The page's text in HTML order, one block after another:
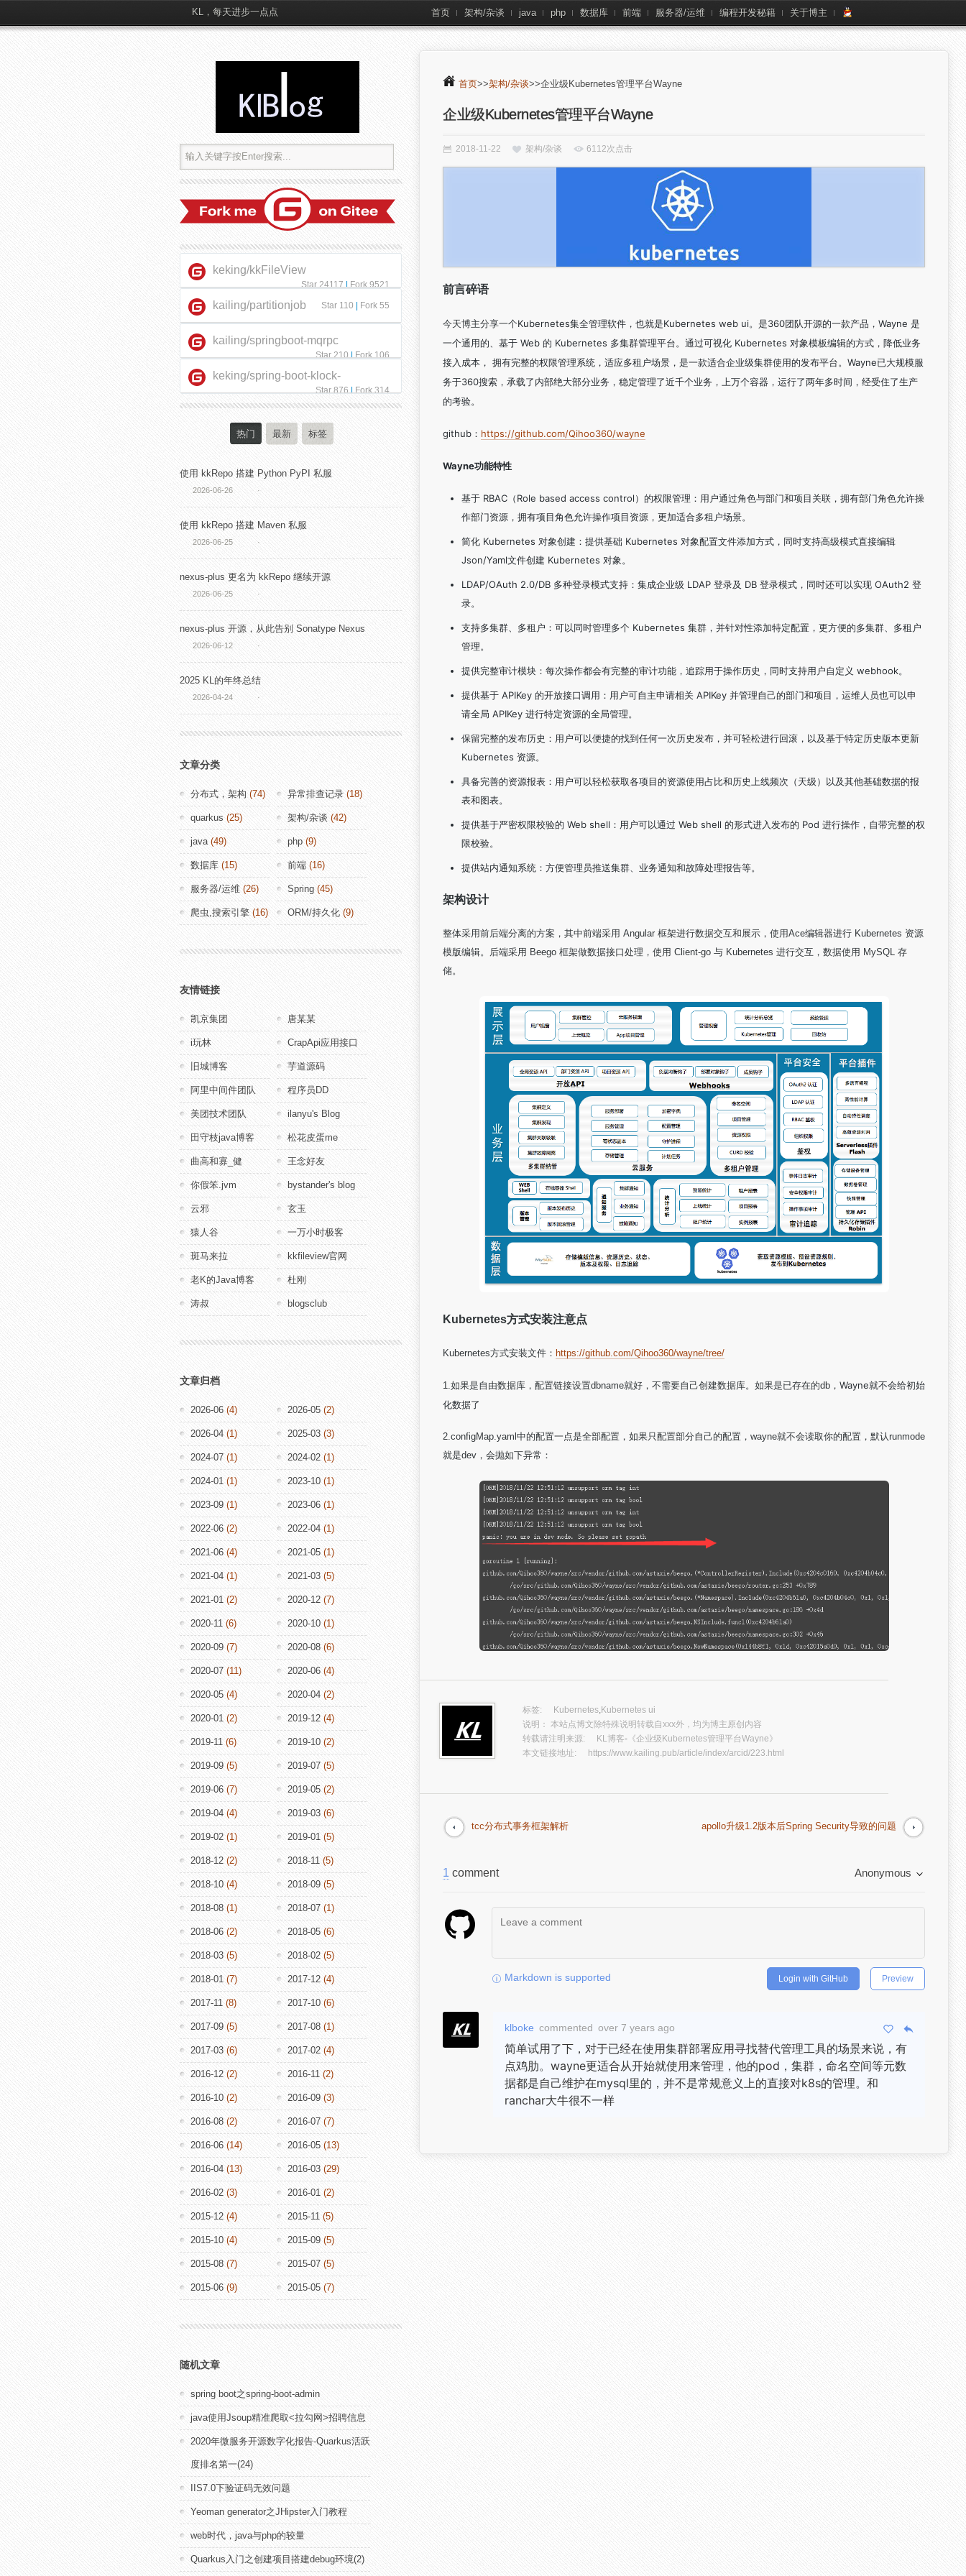
KL，每天进步一点点 首页 架构/杂谈 java php 数据库 前端 服务器/运维 编程开发秘籍 关于博主
首页>>架构/杂谈>>企业级Kubernetes管理平台Wayne
企业级Kubernetes管理平台Wayne
2018-11-22 架构/杂谈 6112次点击
前言碎语
今天博主分享一个Kubernetes集全管理软件，也就是Kubernetes web ui。是360团队开源的一款产品 ，Wayne 是
一个通用的、基于 Web 的 Kubernetes 多集群管理平台。通过可视化 Kubernetes 对象模板编辑的方式，降低业务
接入成本， 拥有完整的权限管理系统，适应多租户场景，是一款适合企业级集群使用的发布平台。Wayne已大规模服
务于360搜索，承载了内部绝大部分业务，稳定管理了近千个业务，上万个容器，运行了两年多时间，经受住了生产
的考验。
github： https://github.com/Qihoo360/wayne
Wayne功能特性
基于 RBAC（Role based access control）的权限管理：用户通过角色与部门和项目关联，拥有部门角色允许操
作部门资源，拥有项目角色允许操作项目资源，更加适合多租户场景。
简化 Kubernetes 对象创建：提供基础 Kubernetes 对象配置文件添加方式，同时支持高级模式直接编辑
Json/Yaml文件创建 Kubernetes 对象。
LDAP/OAuth 2.0/DB 多种登录模式支持：集成企业级 LDAP 登录及 DB 登录模式，同时还可以实现 OAuth2 登
录。
支持多集群、多租户：可以同时管理多个 Kubernetes 集群，并针对性添加特定配置，更方便的多集群、多租户
管理。
提供完整审计模块：每次操作都会有完整的审计功能，追踪用于操作历史，同时支持用户自定义 webhook。
提供基于 APIKey 的开放接口调用：用户可自主申请相关 APIKey 并管理自己的部门和项目，运维人员也可以申
请全局 APIKey 进行特定资源的全局管理。
保留完整的发布历史：用户可以便捷的找到任何一次历史发布，并可轻松进行回滚，以及基于特定历史版本更新
Kubernetes 资源。
具备完善的资源报表：用户可以轻松获取各项目的资源使用占比和历史上线频次（天级）以及其他基础数据的报
表和图表。
提供基于严密权限校验的 Web shell：用户可以通过 Web shell 的形式进入发布的 Pod 进行操作，自带完整的权
限校验。
提供站内通知系统：方便管理员推送集群、业务通知和故障处理报告等。
架构设计
整体采用前后端分离的方案，其中前端采用 Angular 框架进行数据交互和展示，使用Ace编辑器进行 Kubernetes 资源
模版编辑。后端采用 Beego 框架做数据接口处理，使用 Client-go 与 Kubernetes 进行交互，数据使用 MySQL 存
储。
Kubernetes方式安装注意点
Kubernetes方式安装文件： https://github.com/Qihoo360/wayne/tree/
1.如果是自由数据库，配置链接设置dbname就好，不需要自己创建数据库。如果是已存在的db， Wayne就不会给初始
化数据了
2.configMap.yaml中的配置一点是全部配置，如果只配置部分自己的配置，wayne就不会读取你的配置，默认runmode
就是dev，会抛如下异常：
标签: Kubernetes,Kubernetes ui
说明： 本站点博文除特殊说明转载自xxx外，均为博主原创内容
转载请注明来源:
KL博客- 《企业级Kubernetes管理平台Wayne》
本文链接地址:
https://www.kailing.pub/article/index/arcid/223.html
tcc分布式事务框架解析 apollo升级1.2版本后Spring Security导致的问题
1 comment Anonymous
Markdown is supported Preview
Login with GitHub
klboke commented over 7 years ago
简单试用了下，对于已经在使用集群部署应用寻找替代管理工具的场景来说，有
点鸡肋。wayne更适合从开始就使用来管理，他的pod，集群，命名空间等元数
据都是自己维护在mysql里的，并不是常规意义上的直接对k8s的管理。和
ranchar大牛很不一样
keking/kkFileView
Star 24117|Fork 9521
kailing/partitionjob Star 110 Fork 55
kailing/springboot-mqrpc
Star 210|Fork 106
keking/spring-boot-klock-
starter
Star 876|Fork 314
热门 最新 标签
使用 kkRepo 搭建 Python PyPI 私服
2026-06-26 ·
使用 kkRepo 搭建 Maven 私服
2026-06-25 ·
nexus-plus 更名为 kkRepo 继续开源
2026-06-25 ·
nexus-plus 开源，从此告别 Sonatype Nexus
2026-06-12 ·
2025 KL的年终总结
2026-04-24 ·
文章分类
分布式，架构 (74) 异常排查记录 (18)
quarkus (25) 架构/杂谈 (42)
java(49) php (9)
数据库 (15) 前端 (16)
服务器/运维 (26) Spring (45)
爬虫,搜索引擎 (16) ORM/持久化 (9)
友情链接
凯京集团 唐某某
i玩林 CrapApi应用接口
旧城博客 芋道源码
阿里中间件团队 程序员DD
美团技术团队 ilanyu's Blog
田守枝java博客 松花皮蛋me
曲高和寡_健 王念好友
你假笨.jvm bystander's blog
云邪 玄玉
猿人谷 一万小时极客
斑马来拉 kkfileview官网
老K的Java博客 杜刚
涛叔 blogsclub
文章归档
2026-06 (4) 2026-05 (2)
2026-04 (1) 2025-03 (3)
2024-07 (1) 2024-02 (1)
2024-01 (1) 2023-10 (1)
2023-09 (1) 2023-06 (1)
2022-06 (2) 2022-04 (1)
2021-06 (4) 2021-05 (1)
2021-04 (1) 2021-03 (5)
2021-01 (2) 2020-12 (7)
2020-11 (6) 2020-10 (1)
2020-09 (7) 2020-08 (6)
2020-07 (11) 2020-06 (4)
2020-05 (4) 2020-04 (2)
2020-01 (2) 2019-12 (4)
2019-11 (6) 2019-10 (2)
2019-09 (5) 2019-07 (5)
2019-06 (7) 2019-05 (2)
2019-04 (4) 2019-03 (6)
2019-02 (1) 2019-01 (5)
2018-12 (2) 2018-11 (5)
2018-10 (4) 2018-09 (5)
2018-08 (1) 2018-07 (1)
2018-06 (2) 2018-05 (6)
2018-03 (5) 2018-02 (5)
2018-01 (7) 2017-12 (4)
2017-11 (8) 2017-10 (6)
2017-09 (5) 2017-08 (1)
2017-03 (6) 2017-02 (4)
2016-12 (2) 2016-11 (2)
2016-10 (2) 2016-09 (3)
2016-08 (2) 2016-07 (7)
2016-06 (14) 2016-05 (13)
2016-04 (13) 2016-03 (29)
2016-02 (3) 2016-01 (2)
2015-12 (4) 2015-11 (5)
2015-10 (4) 2015-09 (5)
2015-08 (7) 2015-07 (5)
2015-06 (9) 2015-05 (7)
随机文章
spring boot之spring-boot-admin
java使用Jsoup精准爬取<拉勾网>招聘信息
2020年微服务开源数字化报告-Quarkus活跃
度排名第一(24)
IIS7.0下验证码无效问题
Yeoman generator之JHipster入门教程
web时代，java与php的较量
Quarkus入门之创建项目搭建debug环境(2)